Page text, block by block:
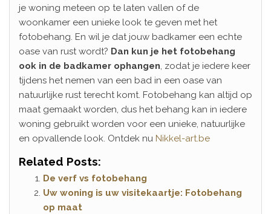
je woning meteen op te laten vallen of de
woonkamer een unieke look te geven met het
fotobehang. En wil je dat jouw badkamer een echte
oase van rust wordt? Dan kun je het fotobehang
ook in de badkamer ophangen, zodat je iedere keer
tijdens het nemen van een bad in een oase van
natuurlijke rust terecht komt. Fotobehang kan altijd op
maat gemaakt worden, dus het behang kan in iedere
woning gebruikt worden voor een unieke, natuurlijke
en opvallende look. Ontdek nu Nikkel-art.be
Related Posts:
De verf vs fotobehang
Uw woning is uw visitekaartje: Fotobehang
op maat